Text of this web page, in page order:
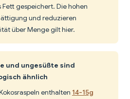
gespeichert. Die hohen
und reduzieren
über Menge gilt hier.
und ungesüßte sind
ähnlich
enthalten 14-15g